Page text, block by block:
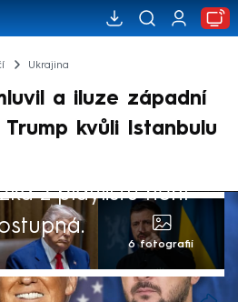
Ukrajina
a iluze západní
kvůli Istanbulu
z playlistu není
6 fotografií